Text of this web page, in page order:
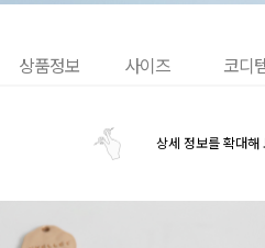
상품정보 사이즈 코디
상세 정보를 확대해